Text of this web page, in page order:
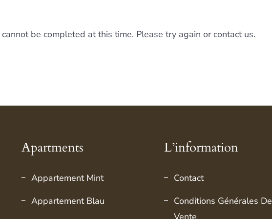
be completed at this time. Please try again or contact us.
Apartments
Appartement Mint
Appartement Blau
L’information
Contact
Conditions Générales De
Vente